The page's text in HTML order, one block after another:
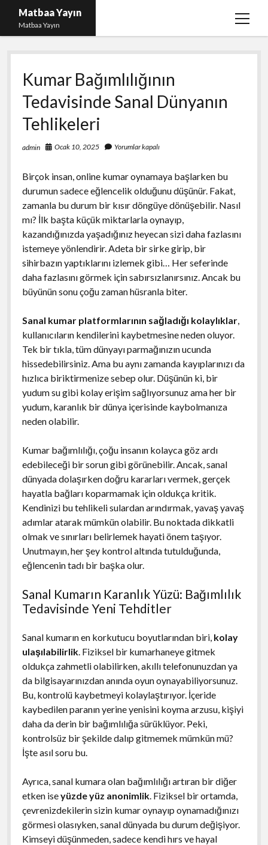
Matbaa Yayın
Matbaa Yayın
menüyü
Igtv Izlenme Gönderme Hilesi Bedava
Instagram Bot Takipçileri Silme
Liste
Sayfa Listesi
Ücretsiz Twitter Beğeni Kasma
Kumar Bağımlılığının
Tedavisinde Sanal Dünyanın
Tehlikeleri
admin Ocak 10, 2025 Yorumlar kapalı
Birçok insan, online kumar oynamaya başlarken bu
durumun sadece eğlencelik olduğunu düşünür. Fakat,
zamanla bu durum bir kısır döngüye dönüşebilir. Nasıl
mı? İlk başta küçük miktarlarla oynayıp,
kazandığınızda yaşadığınız heyecan sizi daha fazlasını
istemeye yönlendirir. Adeta bir sirke girip, bir
sihirbazın yaptıklarını izlemek gibi… Her seferinde
daha fazlasını görmek için sabırsızlanırsınız. Ancak bu
büyünün sonu çoğu zaman hüsranla biter.
Sanal kumar platformlarının sağladığı kolaylıklar,
kullanıcıların kendilerini kaybetmesine neden oluyor.
Tek bir tıkla, tüm dünyayı parmağınızın ucunda
hissedebilirsiniz. Ama bu aynı zamanda kayıplarınızı da
hızlıca biriktirmenize sebep olur. Düşünün ki, bir
yudum su gibi kolay erişim sağlıyorsunuz ama her bir
yudum, karanlık bir dünya içerisinde kaybolmanıza
neden olabilir.
Kumar bağımlılığı, çoğu insanın kolayca göz ardı
edebileceği bir sorun gibi görünebilir. Ancak, sanal
dünyada dolaşırken doğru kararları vermek, gerçek
hayatla bağları koparmamak için oldukça kritik.
Kendinizi bu tehlikeli sulardan arındırmak, yavaş yavaş
adımlar atarak mümkün olabilir. Bu noktada dikkatli
olmak ve sınırları belirlemek hayati önem taşıyor.
Unutmayın, her şey kontrol altında tutulduğunda,
eğlencenin tadı bir başka olur.
Sanal Kumarın Karanlık Yüzü: Bağımlılık
Tedavisinde Yeni Tehditler
Sanal kumarın en korkutucu boyutlarından biri, kolay
ulaşılabilirlik. Fiziksel bir kumarhaneye gitmek
oldukça zahmetli olabilirken, akıllı telefonunuzdan ya
da bilgisayarınızdan anında oyun oynayabiliyorsunuz.
Bu, kontrolü kaybetmeyi kolaylaştırıyor. İçeride
kaybedilen paranın yerine yenisini koyma arzusu, kişiyi
daha da derin bir bağımlılığa sürüklüyor. Peki,
kontrolsüz bir şekilde dalıp gitmemek mümkün mü?
İşte asıl soru bu.
Ayrıca, sanal kumara olan bağımlılığı artıran bir diğer
etken iseyüzde yüz anonimlik. Fiziksel bir ortamda,
çevrenizdekilerin sizin kumar oynayıp oynamadığınızı
görmesi olasıyken, sanal dünyada bu durum değişiyor.
Kimseyi düşünmeden, sadece kendi hırs ve hayal